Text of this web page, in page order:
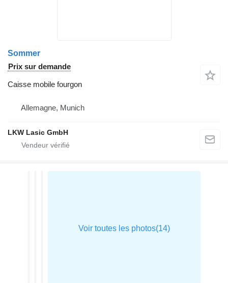
Sommer
Prix sur demande
Caisse mobile fourgon
Allemagne, Munich
LKW Lasic GmbH